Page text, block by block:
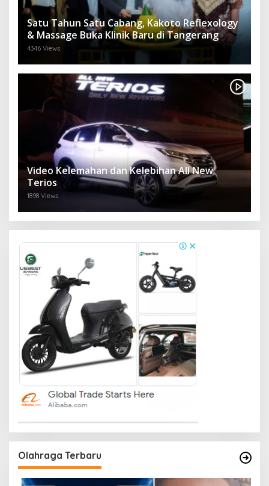
Satu Tahun Satu Cabang, Kakoto Reflexology
& Massage Buka Klinik Baru di Tangerang
4346 Views
Video Kelemahan dan Kelebihan All New
Terios
1898 Views
Olahraga Terbaru